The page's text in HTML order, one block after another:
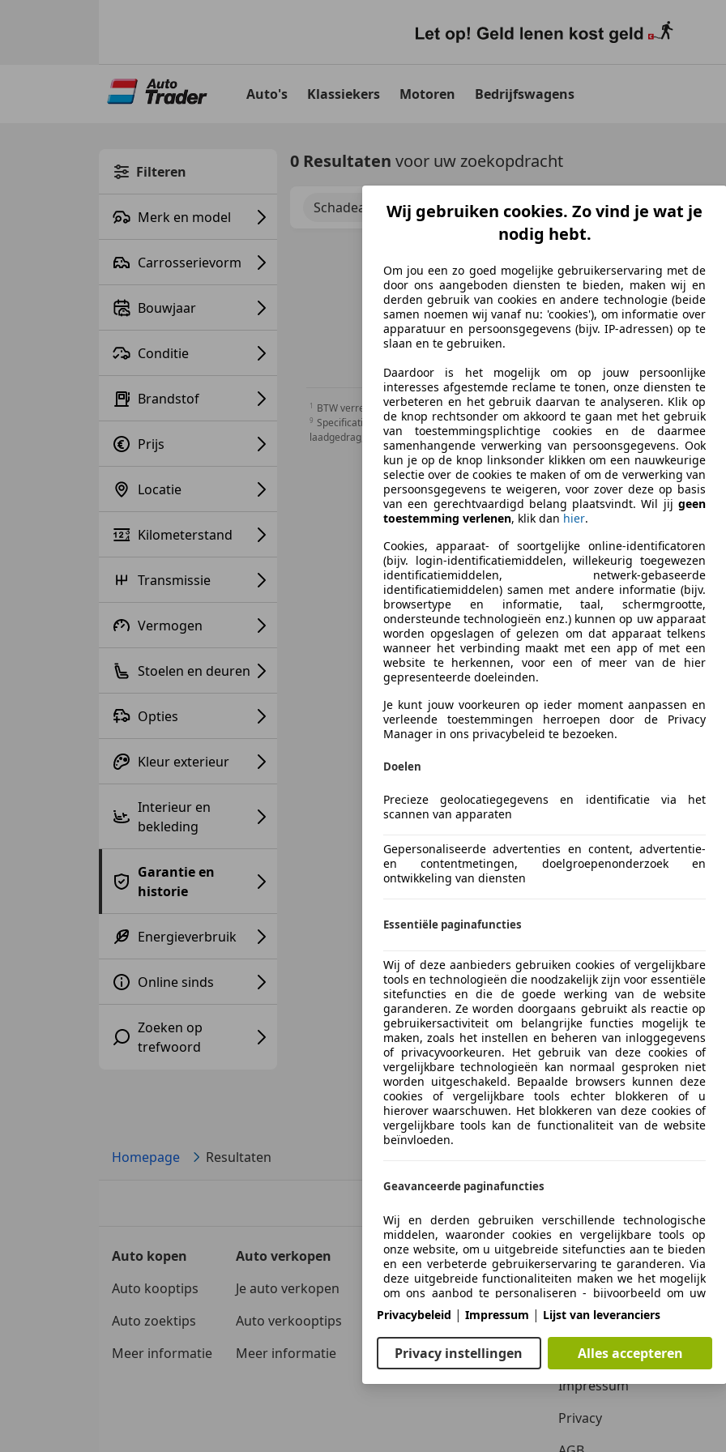
Auto's Klassiekers Motoren Bedrijfswagens
Filteren
Merk en model
Carrosserievorm
Bouwjaar
Conditie
Brandstof
Prijs
Locatie
Kilometerstand
Transmissie
Vermogen
Stoelen en deuren
Opties
Kleur exterieur
Interieur en
bekleding
Garantie en
historie
Energieverbruik
Online sinds
Zoeken op
trefwoord
0 Resultaten voor uw zoekopdracht
Schadeauto's tonen
Ontdek vergelijkbare
Niet precies je zoekopdracht, maar misschien
BTW verrekenbaar
Specificatie van de fabrikant voor nieuwe voertuigen. Afhankelijk van de kilometerstand,
laadgedrag, kan de radius van occasies aanzienlijk variëren.
Homepage Resultaten
Auto kopen
Auto kooptips
Auto zoektips
Meer informatie
Auto verkopen
Je auto verkopen
Auto verkooptips
Meer informatie
Zakelijk
Adverteren autobedrijven
Inloggen autobedrijven
Autobedrijven in Nederland
Over ons
Over ons / Contact
Adverteren
Vacatures
Impressum
Privacy
Wij gebruiken cookies. Zo vind je wat je
nodig hebt.
Om jou een zo goed mogelijke gebruikerservaring met de
door ons aangeboden diensten te bieden, maken wij en
derden gebruik van cookies en andere technologie (beide
samen noemen wij vanaf nu: 'cookies'), om informatie over
apparatuur en persoonsgegevens (bijv. IP-adressen) op te
slaan en te gebruiken.
Daardoor is het mogelijk om op jouw persoonlijke
interesses afgestemde reclame te tonen, onze diensten te
verbeteren en het gebruik daarvan te analyseren. Klik op
de knop rechtsonder om akkoord te gaan met het gebruik
van toestemmingsplichtige cookies en de daarmee
samenhangende verwerking van persoonsgegevens. Ook
kun je op de knop linksonder klikken om een nauwkeurige
selectie over de cookies te maken of om de verwerking van
persoonsgegevens te weigeren, voor zover deze op basis
van een gerechtvaardigd belang plaatsvindt. Wil jij geen
toestemming verlenen, klik dan hier.
Cookies, apparaat- of soortgelijke online-identificatoren
(bijv. login-identificatiemiddelen, willekeurig toegewezen
identificatiemiddelen, netwerk-gebaseerde
identificatiemiddelen) samen met andere informatie (bijv.
browsertype en informatie, taal, schermgrootte,
ondersteunde technologieën enz.) kunnen op uw apparaat
worden opgeslagen of gelezen om dat apparaat telkens
wanneer het verbinding maakt met een app of met een
website te herkennen, voor een of meer van de hier
gepresenteerde doeleinden.
Je kunt jouw voorkeuren op ieder moment aanpassen en
verleende toestemmingen herroepen door de Privacy
Manager in ons privacybeleid te bezoeken.
Doelen
Precieze geolocatiegegevens en identificatie via het
scannen van apparaten
Gepersonaliseerde advertenties en content, advertentie-
en contentmetingen, doelgroepenonderzoek en
ontwikkeling van diensten
Essentiële paginafuncties
Wij of deze aanbieders gebruiken cookies of vergelijkbare
tools en technologieën die noodzakelijk zijn voor essentiële
sitefuncties en die de goede werking van de website
garanderen. Ze worden doorgaans gebruikt als reactie op
gebruikersactiviteit om belangrijke functies mogelijk te
maken, zoals het instellen en beheren van inloggegevens
of privacyvoorkeuren. Het gebruik van deze cookies of
vergelijkbare technologieën kan normaal gesproken niet
worden uitgeschakeld. Bepaalde browsers kunnen deze
cookies of vergelijkbare tools echter blokkeren of u
hierover waarschuwen. Het blokkeren van deze cookies of
vergelijkbare tools kan de functionaliteit van de website
beïnvloeden.
Geavanceerde paginafuncties
Wij en derden gebruiken verschillende technologische
middelen, waaronder cookies en vergelijkbare tools op
onze website, om u uitgebreide sitefuncties aan te bieden
en een verbeterde gebruikerservaring te garanderen. Via
deze uitgebreide functionaliteiten maken we het mogelijk
om ons aanbod te personaliseren - bijvoorbeeld om uw
zoekopdrachten bij een later bezoek voort te zetten, om u
geschikte aanbiedingen in uw regio te tonen of om
gepersonaliseerde advertenties en berichten te
verstrekken en te evalueren. Wij slaan uw e-mailadres
lokaal op wanneer u dit opgeeft voor opgeslagen
de prijsbeoordeling. Dit vergemakkelijkt het gebruik van
hoeft in te voeren. Met uw toestemming wordt op gebruik
Privacybeleid | Impressum | Lijst van leveranciers
Privacy instellingen Alles accepteren